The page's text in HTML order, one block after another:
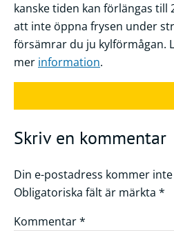
kanske tiden kan förlängas till
att inte öppna frysen under
försämrar du ju kylförmågan.
mer information.
Skriv en kommentar
Din e-postadress kommer
Obligatoriska fält är märkta *
Kommentar*